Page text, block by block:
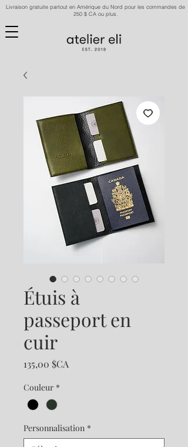
Livraison gratuite partout en Amérique du Nord pour les commandes de
250 $ CA ou plus.
Étuis à
passeport en
cuir
135,00 $CA
Couleur *
Personnalisation *